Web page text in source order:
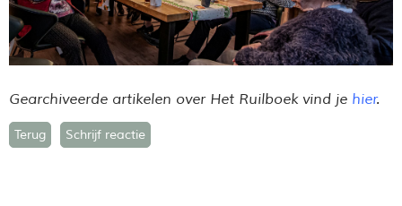
Gearchiveerde artikelen over Het Ruilboek vind je hier.
Terug Schrijf reactie